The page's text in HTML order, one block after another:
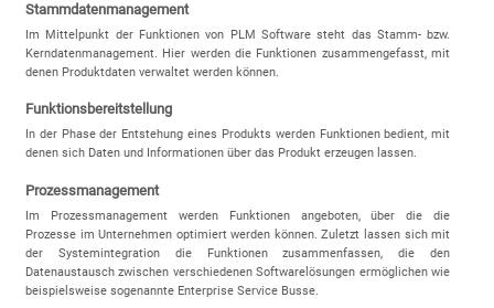
Stammdatenmanagement
Im Mittelpunkt der Funktionen von PLM Software steht das Stamm- bzw.
Kerndatenmanagement. Hier werden die Funktionen zusammengefasst, mit
denen Produktdaten verwaltet werden können.
Funktionsbereitstellung
In der Phase der Entstehung eines Produkts werden Funktionen bedient, mit
denen sich Daten und Informationen über das Produkt erzeugen lassen.
Prozessmanagement
Im Prozessmanagement werden Funktionen angeboten, über die die
Prozesse im Unternehmen optimiert werden können. Zuletzt lassen sich mit
der Systemintegration die Funktionen zusammenfassen, die den
Datenaustausch zwischen verschiedenen Softwarelösungen ermöglichen wie
beispielsweise sogenannte Enterprise Service Busse.